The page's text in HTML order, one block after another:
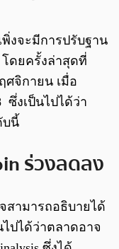
พิ่งจะมีการปรับฐาน
ดยครั้งล่าสุดที่
ศจิกายน เมื่อ
ซึ่งเป็นไปได้ว่า
บนี้
ร่วงลดลง
สามารถอธิบายได้
ปได้ว่าตลาดอาจ